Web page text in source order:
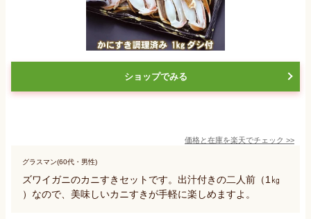
ショップでみる
価格と在庫を楽天でチェック >>
グラスマン(60代・男性)
ズワイガニのカニすきセットです。出汁付きの二人前（1㎏
）なので、美味しいカニすきが手軽に楽しめますよ。